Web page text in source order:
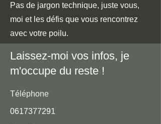
Pas de jargon technique, juste vous,
moi et les défis que vous rencontrez
avec votre poilu.
Laissez-moi vos infos, je
m'occupe du reste !
Téléphone
0617377291